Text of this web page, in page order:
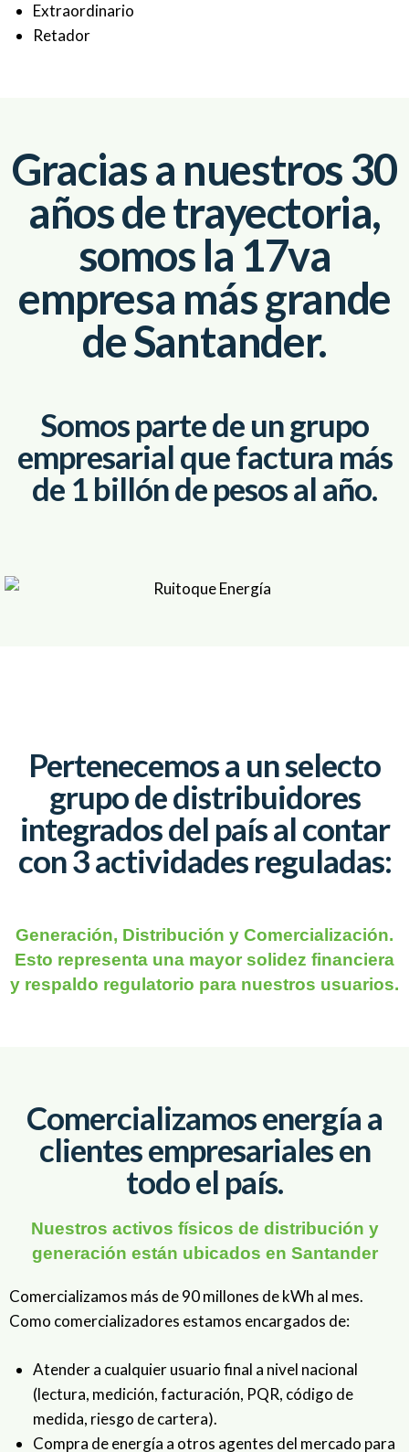
Extraordinario
Retador
Gracias a nuestros 30
años de trayectoria,
somos la 17va
empresa más grande
de Santander.
Somos parte de un grupo
empresarial que factura más
de 1 billón de pesos al año.
Pertenecemos a un selecto
grupo de distribuidores
integrados del país al contar
con 3 actividades reguladas:
Generación, Distribución y Comercialización.
Esto representa una mayor solidez financiera
y respaldo regulatorio para nuestros usuarios.
Comercializamos energía a
clientes empresariales en
todo el país.
Nuestros activos físicos de distribución y
generación están ubicados en Santander
Comercializamos más de 90 millones de kWh al mes.
Como comercializadores estamos encargados de:
Atender a cualquier usuario final a nivel nacional
(lectura, medición, facturación, PQR, código de
medida, riesgo de cartera).
Compra de energía a otros agentes del mercado para